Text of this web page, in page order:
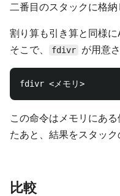
二番目のスタックに格
割り算も引き算と同様
そこで、
fdivr が用意
この命令はメモリにあ
たあと、結果をスタッ
比較